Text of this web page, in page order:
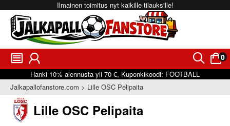
Ilmainen toimitus nyt kaikille tilauksille!
󰂩 󰃳 󰂨 0
󰃠
Hanki 10% alennusta yli 70 €, Kuponkikoodi: FOOTBALL
Jalkapallofanstore.com
Lille OSC Pelipaita
Lille OSC Pelipaita